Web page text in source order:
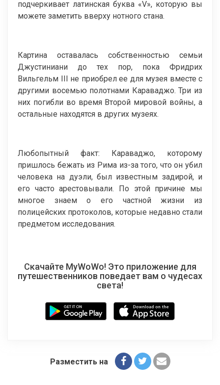
подчеркивает латинская буква «V», которую вы
можете заметить вверху нотного стана.
Картина оставалась собственностью семьи
Джустиниани до тех пор, пока Фридрих
Вильгельм III не приобрел ее для музея вместе с
другими восемью полотнами Караваджо. Три из
них погибли во время Второй мировой войны, а
остальные находятся в других музеях.
Любопытный факт: Караваджо, которому
пришлось бежать из Рима из-за того, что он убил
человека на дуэли, был известным задирой, и
его часто арестовывали. По этой причине мы
многое знаем о его частной жизни из
полицейских протоколов, которые недавно стали
предметом исследования.
Скачайте MyWoWo! Это приложение для
путешественников поведает вам о чудесах
света!
Разместить на